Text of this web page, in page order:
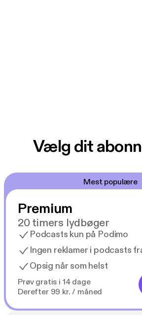
Vælg dit
Mest populære
Premium
20 timers lydbøger
Podcasts kun på Podimo
Ingen reklamer i podcasts
Opsig når som helst
Prøv gratis i 14 dage
Derefter 99 kr. / måned